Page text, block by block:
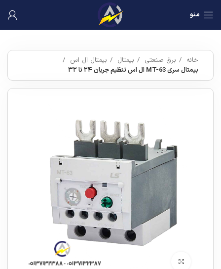
منو
خانه برق صنعتی بیمتال
بیمتال ال اس
بیمتال سری MT-63 ال اس تنظیم جریان ۲۴ تا ۳۲